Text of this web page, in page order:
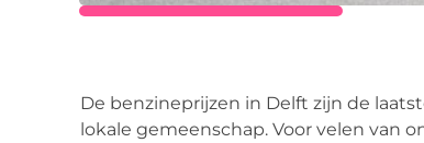
De benzineprijzen in Delft zijn de
lokale gemeenschap. Voor velen van